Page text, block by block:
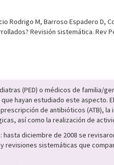
Rodrigo M, Barroso Espadero D,
Revisión sistemática. Rev
(PED) o médicos de familia/
hayan estudiado este
de antibióticos (ATB),
así como la realización de
diciembre de 2008 se
revisiones sistemáticas que